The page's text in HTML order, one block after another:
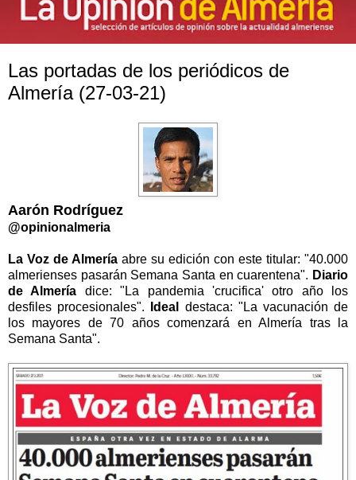
Las portadas de los periódicos de
Almería (27-03-21)
Aarón Rodríguez
@opinionalmeria
La Voz de Almería abre su edición con este titular: "40.000
almerienses pasarán Semana Santa en cuarentena". Diario
de Almería dice: "La pandemia 'crucifica' otro año los
desfiles procesionales".
Ideal
destaca: "La vacunación de
los mayores de 70 años comenzará en Almería tras la
Semana Santa".